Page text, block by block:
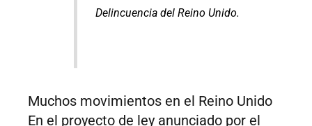
Delincuencia del Reino Unido.
Muchos movimientos en el Reino Unido
En el proyecto de ley anunciado por el